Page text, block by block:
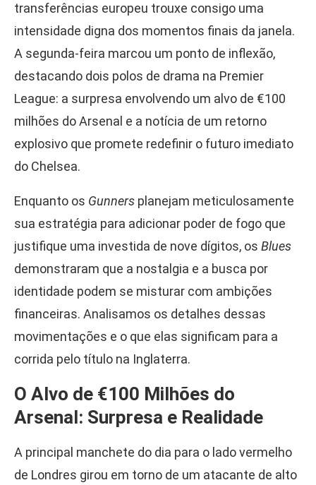
transferências europeu trouxe consigo uma
intensidade digna dos momentos finais da janela.
A segunda-feira marcou um ponto de inflexão,
destacando dois polos de drama na Premier
League: a surpresa envolvendo um alvo de €100
milhões do Arsenal e a notícia de um retorno
explosivo que promete redefinir o futuro imediato
do Chelsea.
Enquanto os Gunners planejam meticulosamente
sua estratégia para adicionar poder de fogo que
justifique uma investida de nove dígitos, os Blues
demonstraram que a nostalgia e a busca por
identidade podem se misturar com ambições
financeiras. Analisamos os detalhes dessas
movimentações e o que elas significam para a
corrida pelo título na Inglaterra.
O Alvo de €100 Milhões do
Arsenal: Surpresa e Realidade
A principal manchete do dia para o lado vermelho
de Londres girou em torno de um atacante de alto